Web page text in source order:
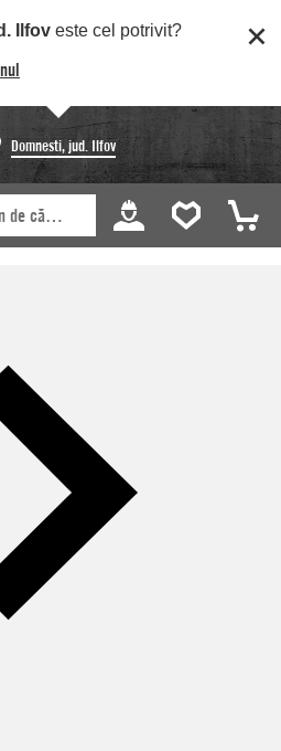
Ilfov este cel potrivit?
Domnesti, jud. Ilfov